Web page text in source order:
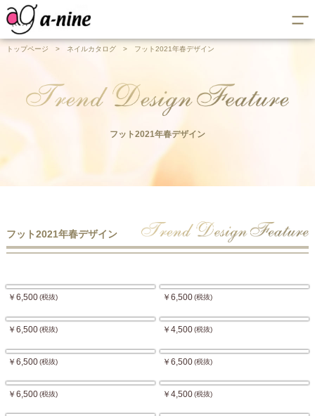
トップページ > ネイルカタログ > フット2021年春デザイン
フット2021年春デザイン
フット2021年春デザイン
￥6,500 (税抜) ￥6,500 (税抜)
￥6,500 (税抜) ￥4,500 (税抜)
￥6,500 (税抜) ￥6,500 (税抜)
￥6,500 (税抜) ￥4,500 (税抜)